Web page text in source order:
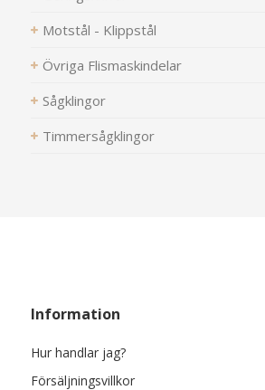
Motstål - Klippstål
Övriga Flismaskindelar
Sågklingor
Timmersågklingor
Information
Hur handlar jag?
Försäljningsvillkor